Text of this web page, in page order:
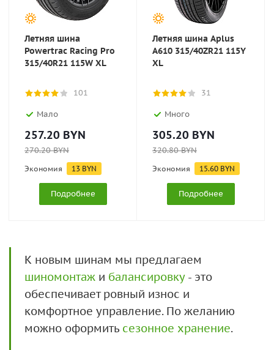
Летняя шина
Powertrac Racing Pro
315/40R21 115W XL
101
Мало
257.20 BYN
270.20BYN
Экономия 13 BYN
Подробнее
Летняя шина Aplus
A610 315/40ZR21 115Y
XL
31
Много
305.20 BYN
320.80BYN
Экономия 15.60 BYN
Подробнее
К новым шинам мы предлагаем
шиномонтаж и балансировку- это
обеспечивает ровный износ и
комфортное управление. По желанию
можно оформить сезонное хранение.